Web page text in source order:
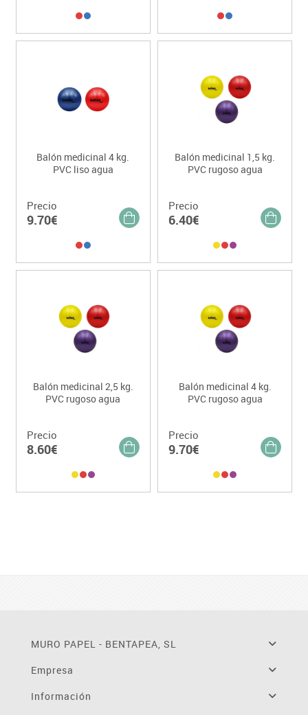
Balón medicinal 4 kg.
PVC liso agua
Precio
9.70€
Balón medicinal 1,5 kg.
PVC rugoso agua
Precio
6.40€
Balón medicinal 2,5 kg.
PVC rugoso agua
Precio
8.60€
Balón medicinal 4 kg.
PVC rugoso agua
Precio
9.70€
MURO PAPEL - BENTAPEA, SL
Empresa
Información